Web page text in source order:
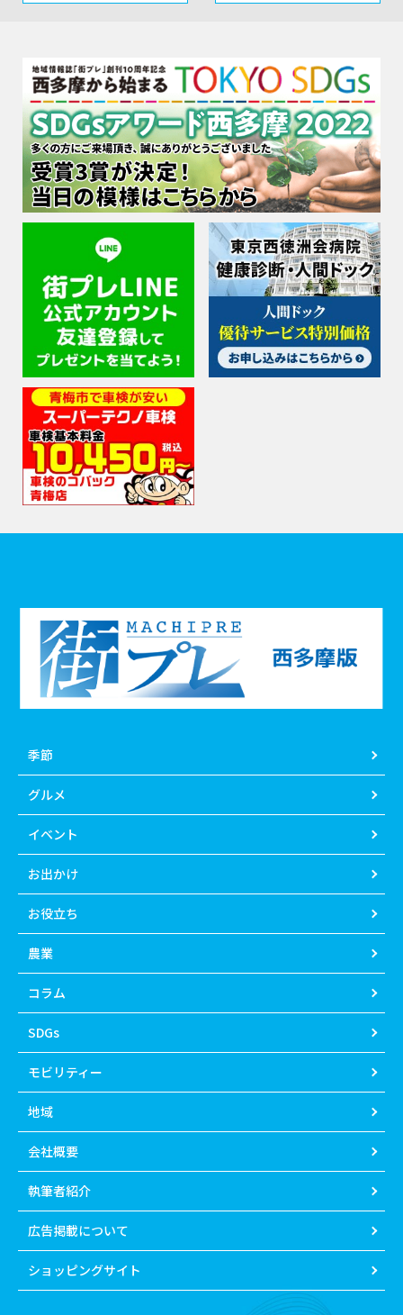
季節
グルメ
イベント
お出かけ
お役立ち
農業
コラム
SDGs
モビリティー
地域
会社概要
執筆者紹介
広告掲載について
ショッピングサイト